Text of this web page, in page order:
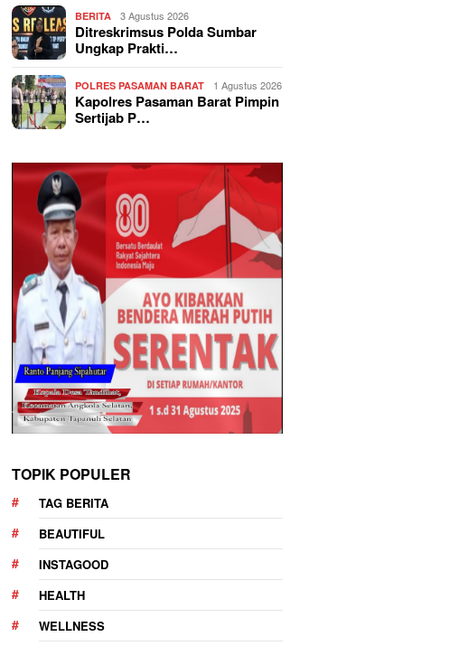
BERITA 3 Agustus 2026
Ditreskrimsus Polda Sumbar
Ungkap Prakti…
POLRES PASAMAN BARAT 1 Agustus 2026
Kapolres Pasaman Barat Pimpin
Sertijab P…
TOPIK POPULER
TAG BERITA
BEAUTIFUL
INSTAGOOD
HEALTH
WELLNESS